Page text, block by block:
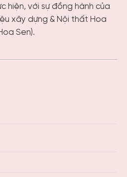
hiện, với sự đồng hành của
xây dựng & Nội thất Hoa
Sen).